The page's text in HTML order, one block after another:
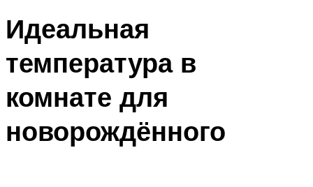
Идеальная
температура в
комнате для
новорождённого